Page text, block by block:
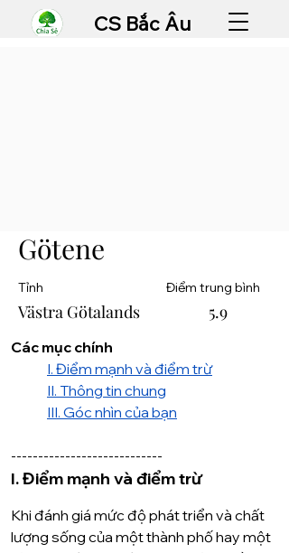
CS Bắc Âu
Götene
Tỉnh Điểm trung bình
Västra Götalands 5.9
Các mục chính
I. Điểm mạnh và điểm trừ
II. Thông tin chung
III. Góc nhìn của bạn
----------------------------
I. Điểm mạnh và điểm trừ
Khi đánh giá mức độ phát triển và chất
lượng sống của một thành phố hay một